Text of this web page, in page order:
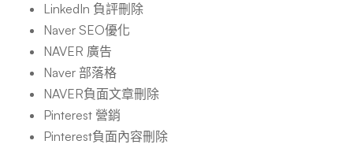
LinkedIn 負評刪除
Naver SEO優化
NAVER 廣告
Naver 部落格
NAVER負面文章刪除
Pinterest 營銷
Pinterest負面內容刪除